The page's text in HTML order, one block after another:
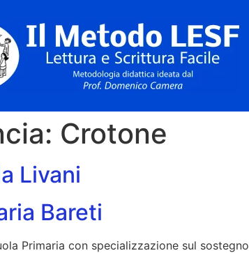
Crotone
Livani
Bareti
Primaria con specializzazione sul sostegno